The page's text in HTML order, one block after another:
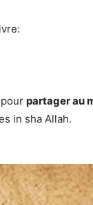
partager au
in sha Allah.